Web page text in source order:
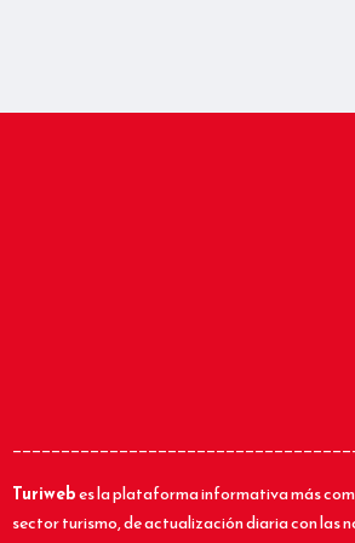
Turiwebes la plataforma informativa más
sector turismo, de actualización diaria con las